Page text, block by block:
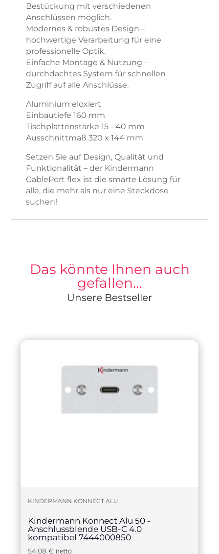
Bestückung mit verschiedenen
Anschlüssen möglich.
Modernes & robustes Design –
hochwertige Verarbeitung für eine
professionelle Optik.
Einfache Montage & Nutzung –
durchdachtes System für schnellen
Zugriff auf alle Anschlüsse.
Aluminium eloxiert
Einbautiefe 160 mm
Tischplattenstärke 15 - 40 mm
Ausschnittmaß 320 x 144 mm
Setzen Sie auf Design, Qualität und
Funktionalität – der Kindermann
CablePort flex ist die smarte Lösung für
alle, die mehr als nur eine Steckdose
suchen!
Das könnte Ihnen auch
gefallen…
Unsere Bestseller
KINDERMANN KONNECT ALU
Kindermann Konnect Alu 50 -
Anschlussblende USB-C 4.0
kompatibel 7444000850
54,08€ netto